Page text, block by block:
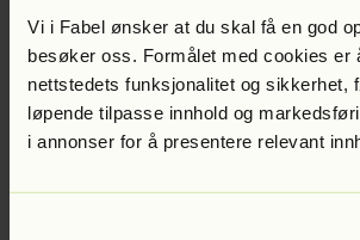
Vi i Fabel ønsker at du skal få en god
besøker oss. Formålet med cookies er
nettstedets funksjonalitet og sikkerhet,
løpende tilpasse innhold og
i annonser for å presentere relevant